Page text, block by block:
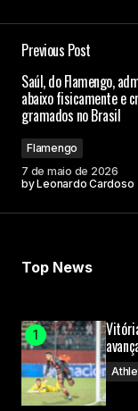
Previous Post
Saúl, do Flamengo,
abaixo fisicamente e
gramados no Brasil
Flamengo
7 de maio de 2026
byLeonardo Cardoso
Top News